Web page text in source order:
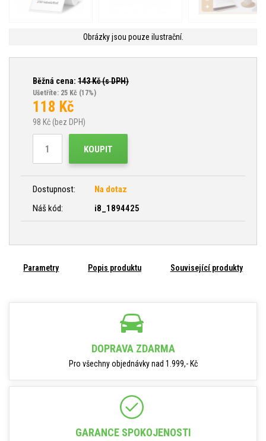
Obrázky jsou pouze ilustrační.
Běžná cena: 143Kč (s DPH)
Ušetříte: 25 Kč (17%)
118 Kč
98 Kč (bez DPH)
KOUPIT
Dostupnost:
Na dotaz
Náš kód:
i8_1894425
Parametry Popis produktu Související produkty
DOPRAVA ZDARMA
Pro všechny objednávky nad 1.999,- Kč
GARANCE SPOKOJENOSTI